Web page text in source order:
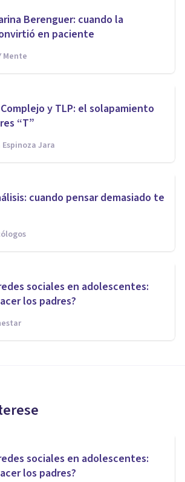
Berenguer: cuando la
en paciente
Mente
y TLP: el solapamiento
“T”
Jara
cuando pensar demasiado te
sociales en adolescentes:
los padres?
sociales en adolescentes:
los padres?